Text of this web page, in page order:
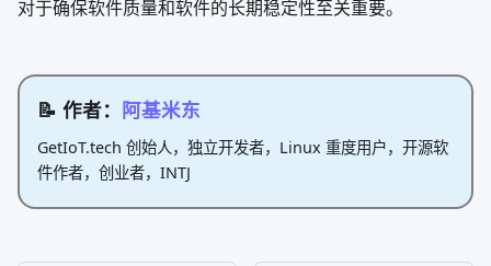
对于确保软件质量和软件的长期稳定性至关重要。
📝 作者： 阿基米东
GetIoT.tech 创始人，独立开发者，Linux 重度用户，开源软
件作者，创业者，INTJ